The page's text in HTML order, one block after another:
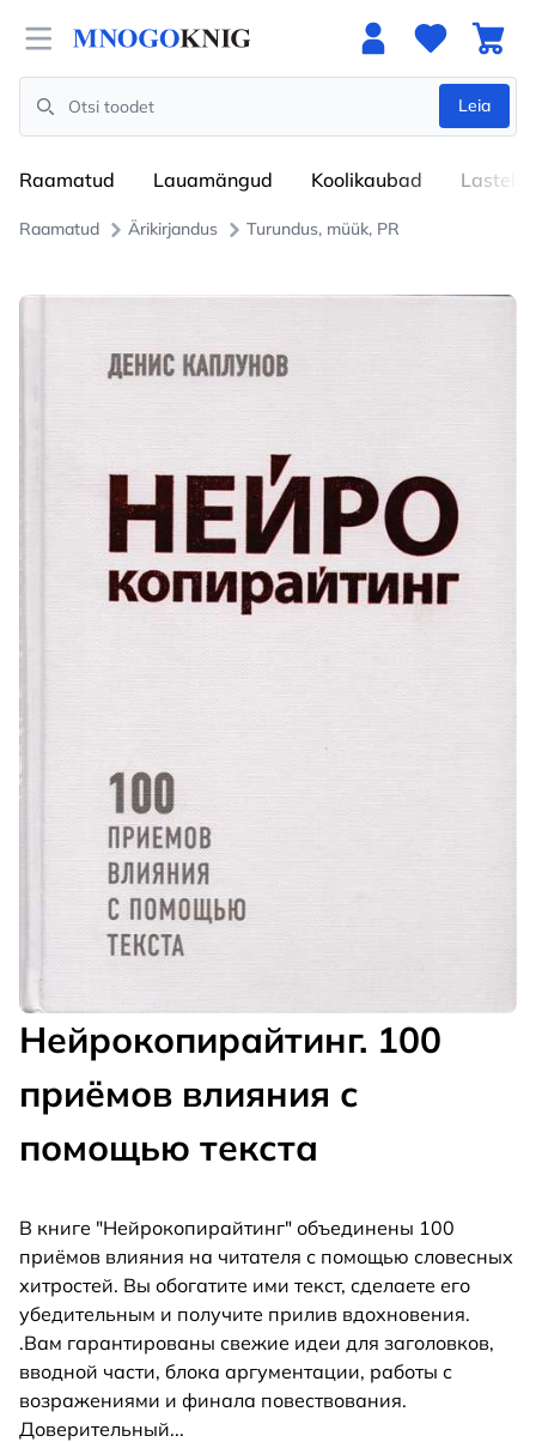
Open menu
Search
Leia
Raamatud Lauamängud Koolikaubad Lastele
Raamatud Ärikirjandus Turundus, müük, PR
Нейрокопирайтинг. 100
приёмов влияния с
помощью текста
В книге "Нейрокопирайтинг" объединены 100
приёмов влияния на читателя с помощью словесных
хитростей. Вы обогатите ими текст, сделаете его
убедительным и получите прилив вдохновения.
.Вам гарантированы свежие идеи для заголовков,
вводной части, блока аргументации, работы с
возражениями и финала повествования.
Доверительный...